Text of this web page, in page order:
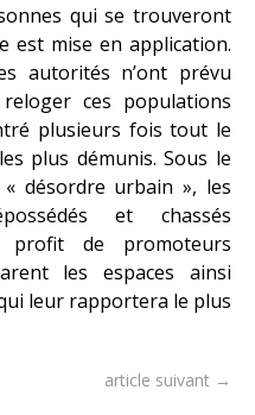
qui se trouveront
est mise en application.
autorités n’ont prévu
ces populations
plusieurs fois tout le
plus démunis. Sous le
désordre urbain », les
et chassés
profit de promoteurs
les espaces ainsi
leur rapportera le plus
article suivant →